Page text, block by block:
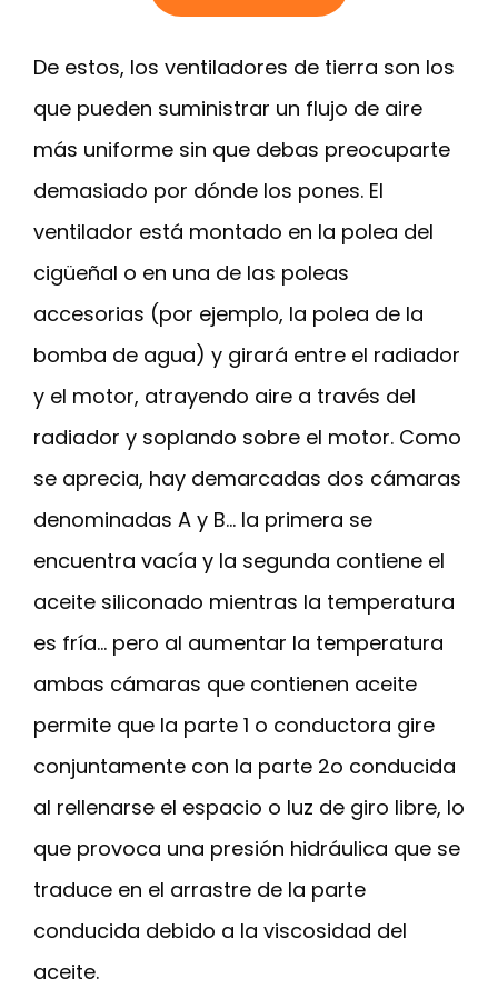
De estos, los ventiladores de tierra son los
que pueden suministrar un flujo de aire
más uniforme sin que debas preocuparte
demasiado por dónde los pones. El
ventilador está montado en la polea del
cigüeñal o en una de las poleas
accesorias (por ejemplo, la polea de la
bomba de agua) y girará entre el radiador
y el motor, atrayendo aire a través del
radiador y soplando sobre el motor. Como
se aprecia, hay demarcadas dos cámaras
denominadas A y B… la primera se
encuentra vacía y la segunda contiene el
aceite siliconado mientras la temperatura
es fría… pero al aumentar la temperatura
ambas cámaras que contienen aceite
permite que la parte 1 o conductora gire
conjuntamente con la parte 2o conducida
al rellenarse el espacio o luz de giro libre, lo
que provoca una presión hidráulica que se
traduce en el arrastre de la parte
conducida debido a la viscosidad del
aceite.